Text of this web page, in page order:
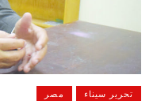
تحرير سيناء مصر